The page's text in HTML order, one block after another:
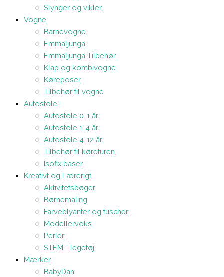
Slynger og vikler
Vogne
Barnevogne
Emmaljunga
Emmaljunga Tilbehør
Klap og kombivogne
Køreposer
Tilbehør til vogne
Autostole
Autostole 0-1 år
Autostole 1-4 år
Autostole 4-12 år
Tilbehør til køreturen
Isofix baser
Kreativt og Lærerigt
Aktivitetsbøger
Børnemaling
Farveblyanter og tuscher
Modellervoks
Perler
STEM - legetøj
Mærker
BabyDan